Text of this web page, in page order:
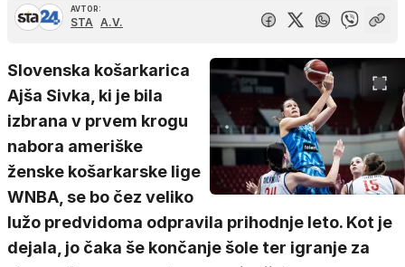
AVTOR:
STA A.V.
Slovenska košarkarica
Ajša Sivka, ki je bila
izbrana v prvem krogu
nabora ameriške
ženske košarkarske lige
WNBA, se bo čez veliko
lužo predvidoma odpravila prihodnje leto. Kot je
dejala, jo čaka še končanje šole ter igranje za